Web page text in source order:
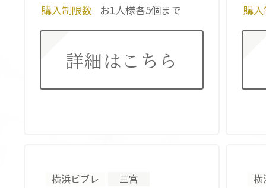
購入制限数
お1人様各5個まで
詳細はこちら
購
横浜ビブレ
三宮
横